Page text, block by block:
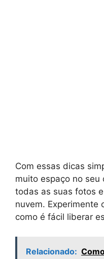
Com essas dicas
muito espaço no
todas as suas fotos
nuvem. Experimente
como é fácil liberar
Relacionado: